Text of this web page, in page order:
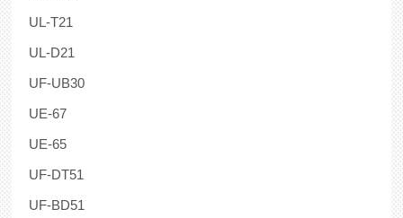
UL-T21
UL-D21
UF-UB30
UE-67
UE-65
UF-DT51
UF-BD51